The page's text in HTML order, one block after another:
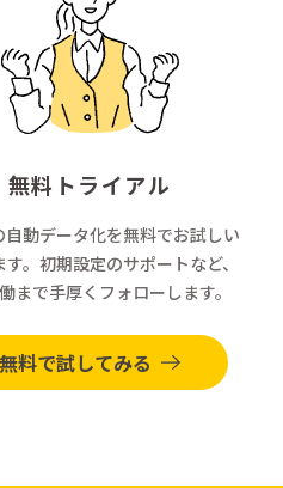
無料トライアル
自動データ化を無料でお試しい
す。初期設定のサポートなど、
まで手厚くフォローします。
無料で試してみる